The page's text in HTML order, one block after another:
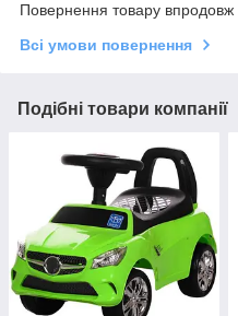
Повернення товару впродовж
Всі умови повернення
Подібні товари компанії